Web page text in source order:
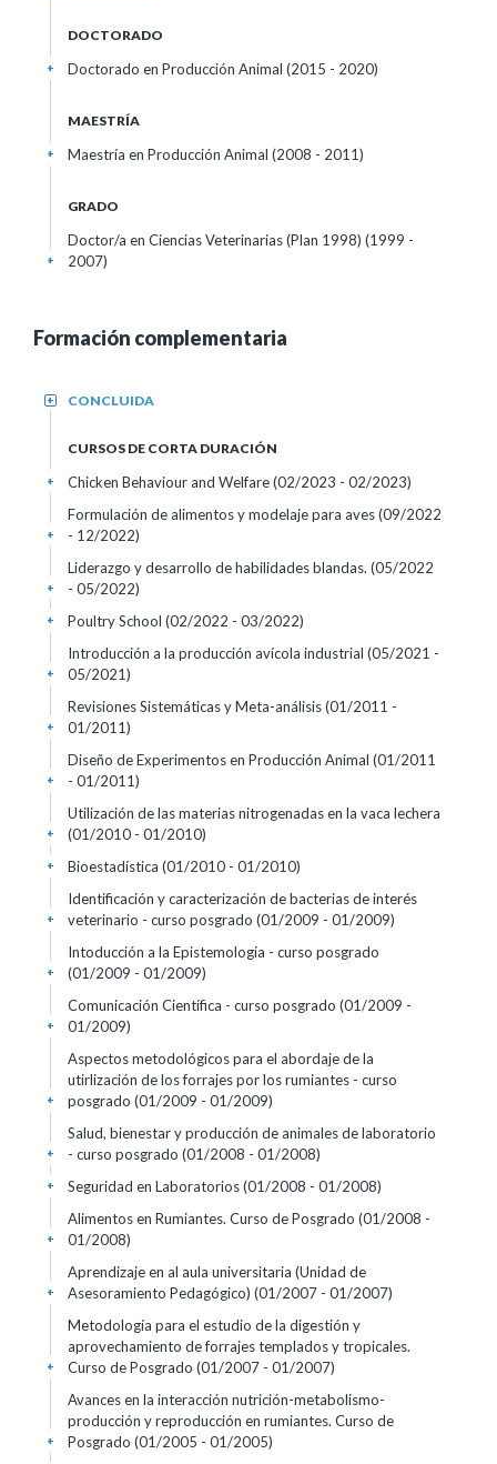
DOCTORADO
Doctorado en Producción Animal (2015 - 2020)
+
MAESTRÍA
Maestría en Producción Animal (2008 - 2011)
+
GRADO
Doctor/a en Ciencias Veterinarias (Plan 1998) (1999 -
2007)
+
Formación complementaria
CONCLUIDA
+
CURSOS DE CORTA DURACIÓN
Chicken Behaviour and Welfare(02/2023 - 02/2023)
+
Formulación de alimentos y modelaje para aves(09/2022
- 12/2022)
+
Liderazgo y desarrollo de habilidades blandas. (05/2022
- 05/2022)
+
Poultry School (02/2022 - 03/2022)
+
Introducción a la producción avícola industrial (05/2021 -
05/2021)
+
Revisiones Sistemáticas y Meta-análisis(01/2011 -
01/2011)
+
Diseño de Experimentos en Producción Animal (01/2011
- 01/2011)
+
Utilización de las materias nitrogenadas en la vaca lechera
(01/2010 - 01/2010)
+
Bioestadística (01/2010 - 01/2010)
+
Identificación y caracterización de bacterias de interés
veterinario - curso posgrado (01/2009 - 01/2009)
+
Intoducción a la Epistemología - curso posgrado
(01/2009 - 01/2009)
+
Comunicación Científica - curso posgrado (01/2009 -
01/2009)
+
Aspectos metodológicos para el abordaje de la
utirlización de los forrajes por los rumiantes - curso
posgrado (01/2009 - 01/2009)
+
Salud, bienestar y producción de animales de laboratorio
- curso posgrado (01/2008 - 01/2008)
+
Seguridad en Laboratorios(01/2008 - 01/2008)
+
Alimentos en Rumiantes. Curso de Posgrado (01/2008 -
01/2008)
+
Aprendizaje en al aula universitaria (Unidad de
Asesoramiento Pedagógico) (01/2007 - 01/2007)
+
Metodología para el estudio de la digestión y
aprovechamiento de forrajes templados y tropicales.
Curso de Posgrado (01/2007 - 01/2007)
+
Avances en la interacción nutrición-metabolismo-
producción y reproducción en rumiantes. Curso de
Posgrado (01/2005 - 01/2005)
+